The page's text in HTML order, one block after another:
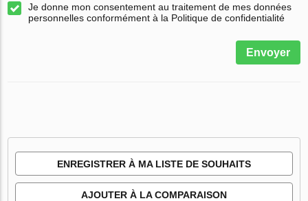
Je donne mon consentement au traitement de mes données
personnelles conformément à la Politique de confidentialité
Envoyer
ENREGISTRER À MA LISTE DE SOUHAITS
AJOUTER À LA COMPARAISON